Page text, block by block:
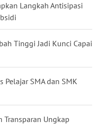
Langkah Antisipasi
Tinggi Jadi Kunci Capai
Pelajar SMA dan SMK
Transparan Ungkap